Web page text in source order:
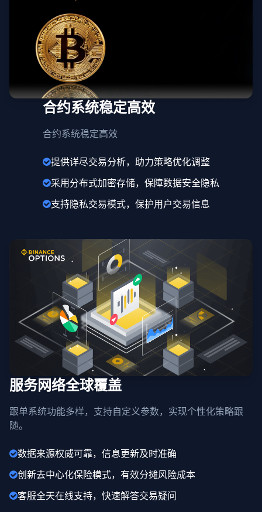
合约系统稳定高效
合约系统稳定高效
提供详尽交易分析，助力策略优化调整
采用分布式加密存储，保障数据安全隐私
支持隐私交易模式，保护用户交易信息
服务网络全球覆盖
跟单系统功能多样，支持自定义参数，实现个性化策略跟
随。
数据来源权威可靠，信息更新及时准确
创新去中心化保险模式，有效分摊风险成本
客服全天在线支持，快速解答交易疑问